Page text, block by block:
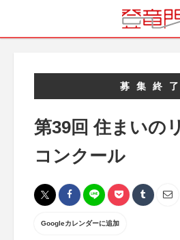
募集終了
第39回 住まいの
コンクール
Googleカレンダーに追加